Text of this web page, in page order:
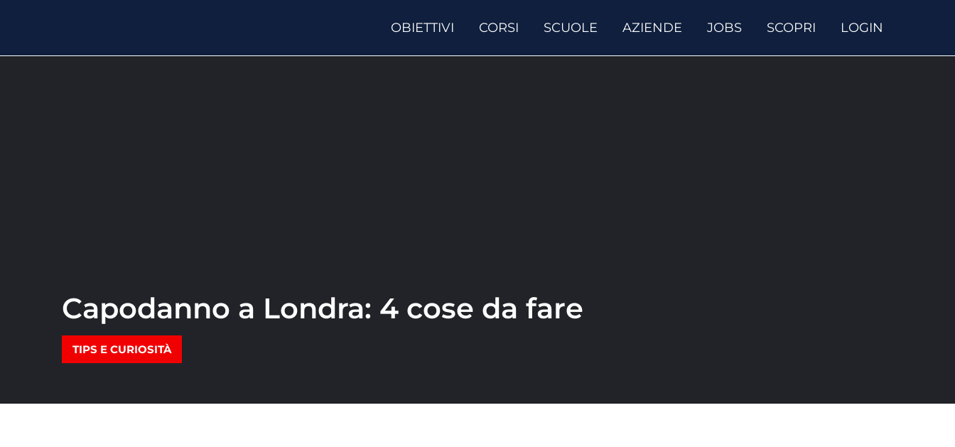
OBIETTIVI CORSI SCUOLE AZIENDE JOBS SCOPRI LOGIN
Capodanno a Londra: 4 cose da fare
TIPS E CURIOSITÀ